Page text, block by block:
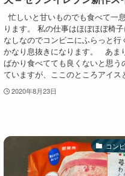
忙しいと甘いものでも食べて一
ります。 私の仕事はほぼほぼ椅
なしなのでコンビニにふらっと行
かなり息抜きになります。 あま
ばかり食べてても良くないと思う
ていますが、ここのところアイス
2020年8月23日
コン